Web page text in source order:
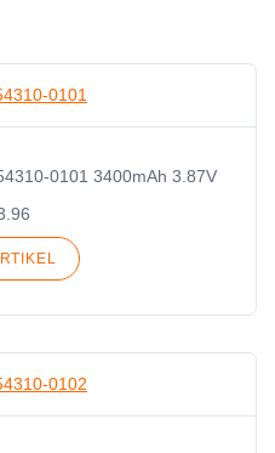
0101 3400mAh 3.87V